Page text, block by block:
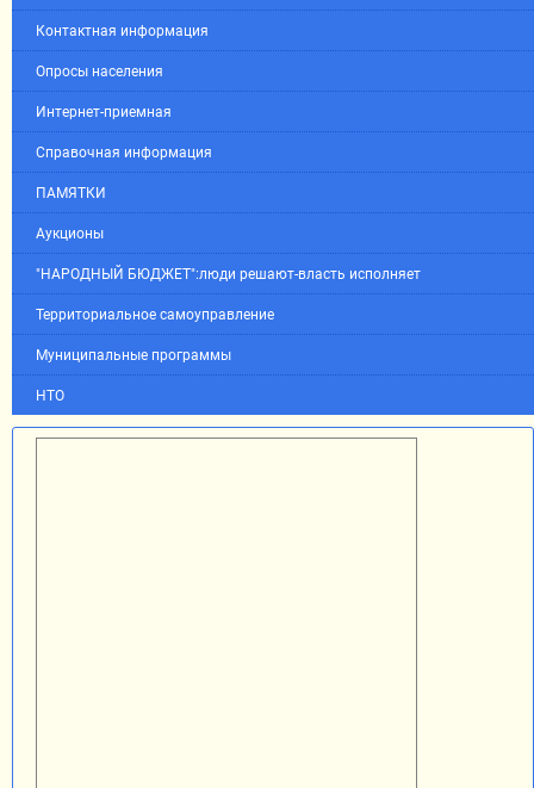
Контактная информация
Опросы населения
Интернет-приемная
Справочная информация
ПАМЯТКИ
Аукционы
"НАРОДНЫЙ БЮДЖЕТ":люди решают-власть исполняет
Территориальное самоуправление
Муниципальные программы
НТО